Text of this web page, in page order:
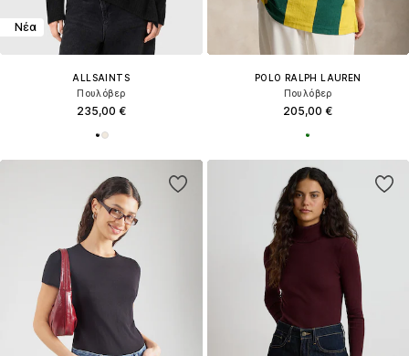
Νέα
ALLSAINTS
Πουλόβερ
235,00 €
POLO RALPH LAUREN
Πουλόβερ
205,00 €